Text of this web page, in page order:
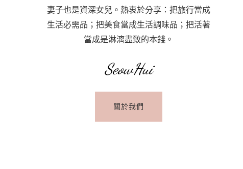
妻子也是資深女兒。熱衷於分享：把旅行當成
生活必需品；把美食當成生活調味品；把活著
當成是淋漓盡致的本錢。
SeowHui
關於我們